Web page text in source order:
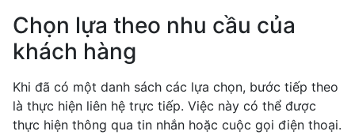
Chọn lựa theo nhu cầu của
khách hàng
Khi đã có một danh sách các lựa chọn, bước tiếp theo
là thực hiện liên hệ trực tiếp. Việc này có thể được
thực hiện thông qua tin nhắn hoặc cuộc gọi điện thoại.